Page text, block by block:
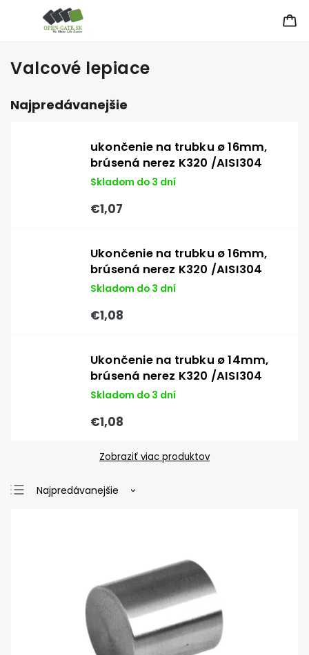
Valcové lepiace
Najpredávanejšie
ukončenie na trubku ø 16mm,
brúsená nerez K320 /AISI304
Skladom do 3 dní
€1,07
Ukončenie na trubku ø 16mm,
brúsená nerez K320 /AISI304
Skladom do 3 dní
€1,08
Ukončenie na trubku ø 14mm,
brúsená nerez K320 /AISI304
Skladom do 3 dní
€1,08
Zobraziť viac produktov
Najpredávanejšie